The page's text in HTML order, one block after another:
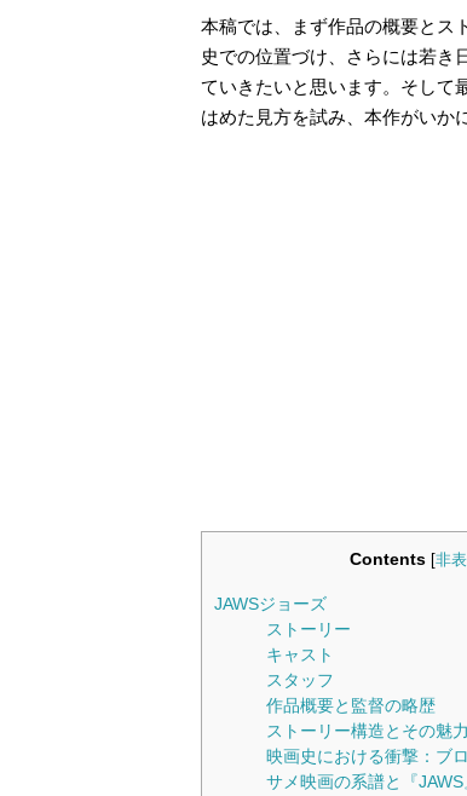
本稿では、まず作品の概要とス
史での位置づけ、さらには若き
ていきたいと思います。そして
はめた見方を試み、本作がいか
Contents [非
JAWSジョーズ
ストーリー
キャスト
スタッフ
作品概要と監督の略歴
ストーリー構造とその魅力
映画史における衝撃：ブ
サメ映画の系譜と『